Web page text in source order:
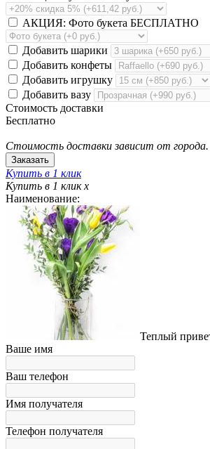
АКЦИЯ: Фото букета БЕСПЛАТНО
Добавить шарики
Добавить конфеты
Добавить игрушку
Добавить вазу
Стоимость доставки
Бесплатно
Стоимость доставки зависит от города.
Купить в 1 клик
Купить в 1 клик x
Наименование:
Теплый
Ваше имя
Ваш телефон
Имя получателя
Телефон получателя